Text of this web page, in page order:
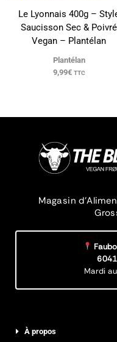
Le Lyonnais 400g –
Saucisson Sec & Poivré
Vegan – Plantélan
Plantélan
9,99€ TTC
Magasin
Mardi
À propos